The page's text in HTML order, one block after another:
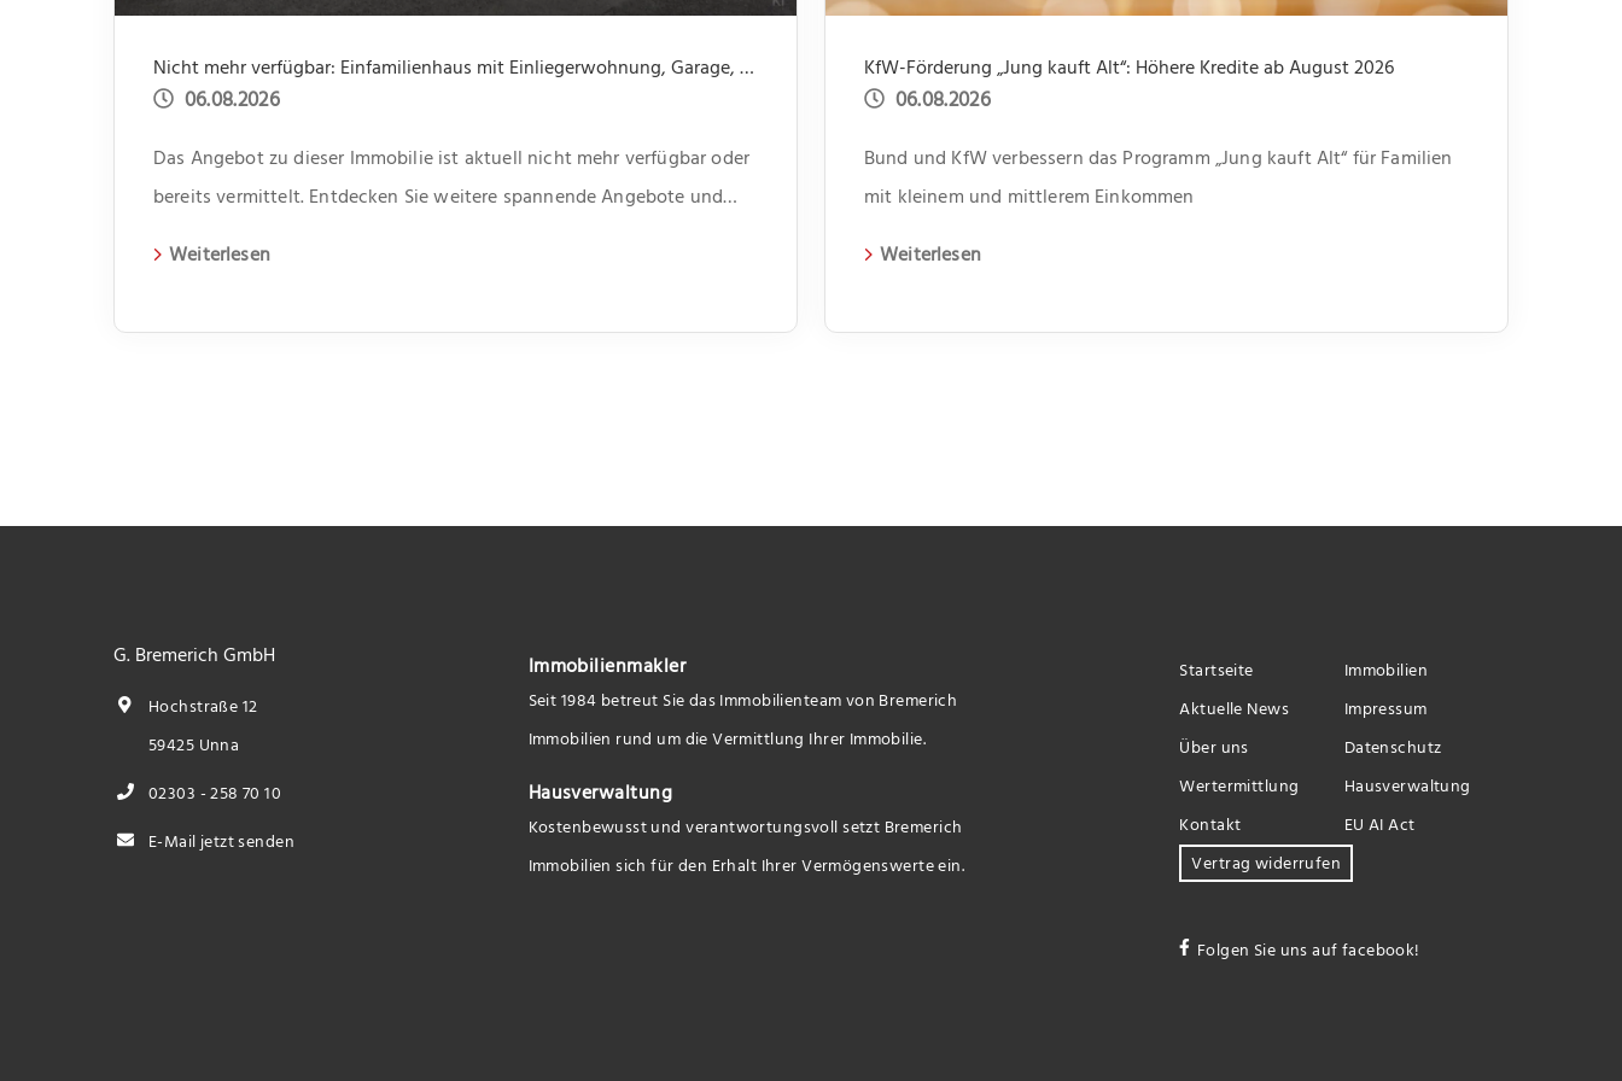
Nicht mehr verfügbar: Einfamilienhaus mit Einliegerwohnung, Garage, Garten -offene Besichtigung 31.07 um 14.00 bis 15.30
06.08.2026
Das Angebot zu dieser Immobilie ist aktuell nicht mehr verfügbar oder
bereits vermittelt. Entdecken Sie weitere spannende Angebote und
Weiterlesen
KfW-Förderung „Jung kauft Alt“: Höhere Kredite ab August 2026
06.08.2026
Bund und KfW verbessern das Programm „Jung kauft Alt“ für Familien
mit kleinem und mittlerem Einkommen
Weiterlesen
G. Bremerich GmbH
Hochstraße 12
59425 Unna
02303 - 258 70 10
E-Mail jetzt senden
Immobilienmakler
Seit 1984 betreut Sie das Immobilienteam von Bremerich
Immobilien rund um die Vermittlung Ihrer Immobilie.
Hausverwaltung
Kostenbewusst und verantwortungsvoll setzt Bremerich
Immobilien sich für den Erhalt Ihrer Vermögenswerte ein.
Startseite
Immobilien
Aktuelle News
Impressum
Über uns
Datenschutz
Wertermittlung
Hausverwaltung
Kontakt
EU AI Act
Vertrag widerrufen
Folgen Sie uns auf facebook!